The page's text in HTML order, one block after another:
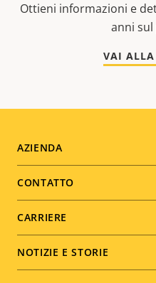
Ottieni informazioni e
anni
VAI
Footer
menu
AZIENDA
CONTATTO
CARRIERE
NOTIZIE E STORIE